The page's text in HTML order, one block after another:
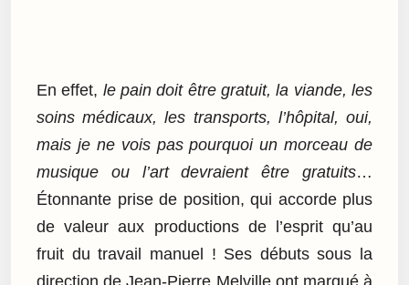
En effet, le pain doit être gratuit, la viande, les
soins médicaux, les transports, l’hôpital, oui,
mais je ne vois pas pourquoi un morceau de
musique ou l’art devraient être gratuits…
Étonnante prise de position, qui accorde plus
de valeur aux productions de l’esprit qu’au
fruit du travail manuel ! Ses débuts sous la
direction de Jean-Pierre Melville ont marqué à